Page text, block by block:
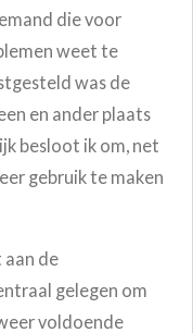
die voor
weet te
was de
en ander plaats
besloot ik om, net
gebruik te maken
aan de
gelegen om
voldoende